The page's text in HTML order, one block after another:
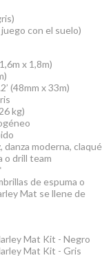
con el suelo)
x 1,8m)
(48mm x 33m)
kg)
danza moderna,
o drill team
de espuma o
Mat se llene de
Mat Kit - Negro
Mat Kit - Gris